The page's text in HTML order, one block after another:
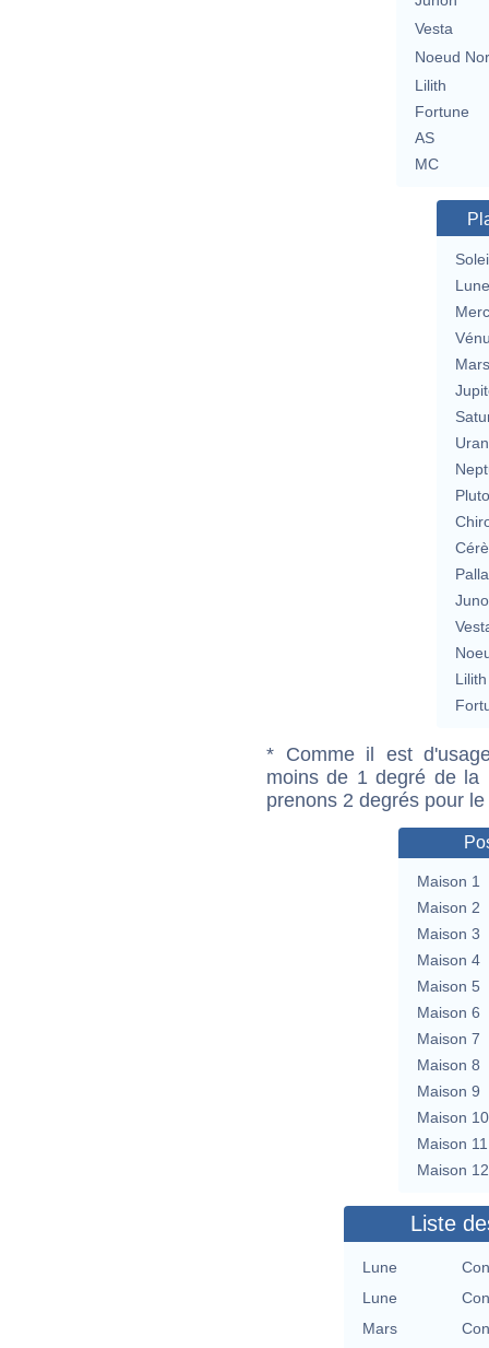
Vesta
Noeud
Lilith
Fortune
AS
MC
Lune
Mars
Lilith
* Comme il est
moins de 1 degré de la
prenons 2 degrés pour
Maison 1
Maison 2
Maison 3
Maison 4
Maison 5
Maison 6
Maison 7
Maison 8
Maison 9
Maison 10
Maison 11
Maison 12
Liste
Lune
Lune
Mars